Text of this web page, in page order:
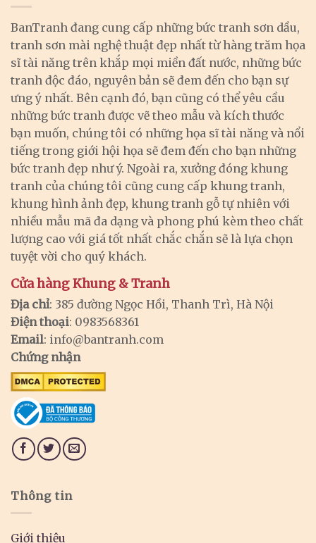
BanTranh đang cung cấp những bức tranh sơn dầu,
tranh sơn mài nghệ thuật đẹp nhất từ hàng trăm họa
sĩ tài năng trên khắp mọi miền đất nước, những bức
tranh độc đáo, nguyên bản sẽ đem đến cho bạn sự
ưng ý nhất. Bên cạnh đó, bạn cũng có thể yêu cầu
những bức tranh được vẽ theo mẫu và kích thước
bạn muốn, chúng tôi có những họa sĩ tài năng và nổi
tiếng trong giới hội họa sẽ đem đến cho bạn những
bức tranh đẹp như ý. Ngoài ra, xưởng đóng khung
tranh của chúng tôi cũng cung cấp khung tranh,
khung hình ảnh đẹp, khung tranh gỗ tự nhiên với
nhiều mẫu mã đa dạng và phong phú kèm theo chất
lượng cao với giá tốt nhất chắc chắn sẽ là lựa chọn
tuyệt vời cho quý khách.
Cửa hàng Khung & Tranh
Địa chỉ: 385 đường Ngọc Hồi, Thanh Trì, Hà Nội
Điện thoại: 0983568361
Email: info@bantranh.com
Chứng nhận
Thông tin
Giới thiệu